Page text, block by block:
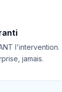
l'intervention.
jamais.